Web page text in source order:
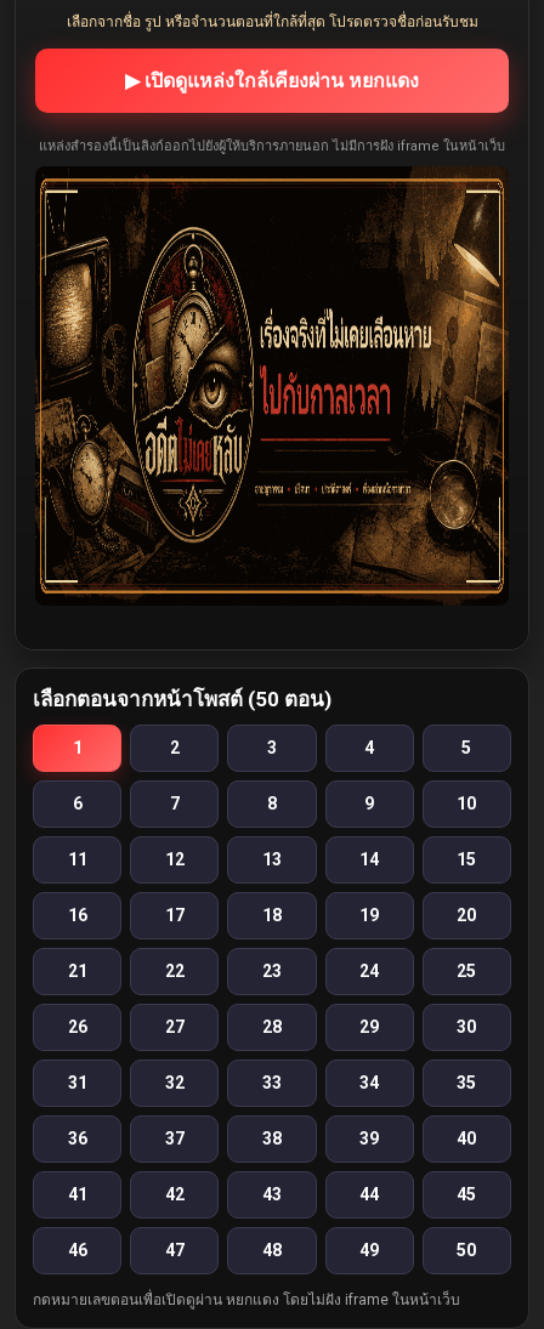
เลือกจากชื่อ รูป หรือจำนวนตอนที่ใกล้ที่สุด โปรดตรวจชื่อก่อนรับชม
▶ เปิดดูแหล่งใกล้เคียงผ่าน หยกแดง
แหล่งสำรองนี้เป็นลิงก์ออกไปยังผู้ให้บริการภายนอก ไม่มีการฝัง iframe ในหน้าเว็บ
เลือกตอนจากหน้าโพสต์ (50 ตอน)
1 2 3 4 5
6 7 8 9 10
11 12 13 14 15
16 17 18 19 20
21 22 23 24 25
26 27 28 29 30
31 32 33 34 35
36 37 38 39 40
41 42 43 44 45
46 47 48 49 50
กดหมายเลขตอนเพื่อเปิดดูผ่าน หยกแดง โดยไม่ฝัง iframe ในหน้าเว็บ